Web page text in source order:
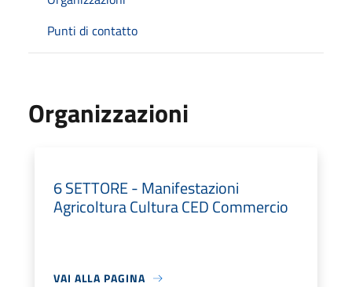
Punti di contatto
Organizzazioni
6 SETTORE - Manifestazioni
Agricoltura Cultura CED Commercio
VAI ALLA PAGINA